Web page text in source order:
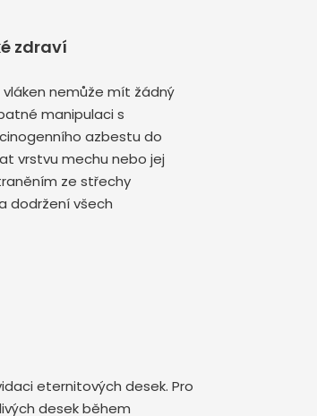
zdraví
nemůže mít žádný
manipulaci s
azbestu do
vrstvu mechu nebo jej
ze střechy
dodržení všech
eternitových desek. Pro
desek během